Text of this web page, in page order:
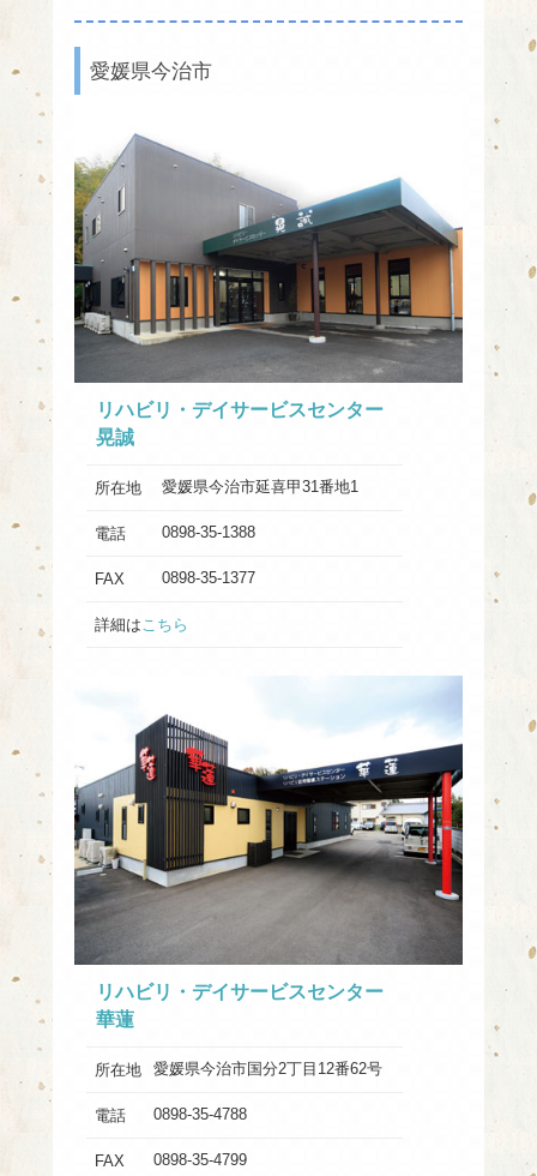
愛媛県今治市
リハビリ・デイサービスセンター
晃誠
所在地 愛媛県今治市延喜甲31番地1
電話 0898-35-1388
FAX 0898-35-1377
詳細はこちら
リハビリ・デイサービスセンター
華蓮
所在地 愛媛県今治市国分2丁目12番62号
電話 0898-35-4788
FAX 0898-35-4799